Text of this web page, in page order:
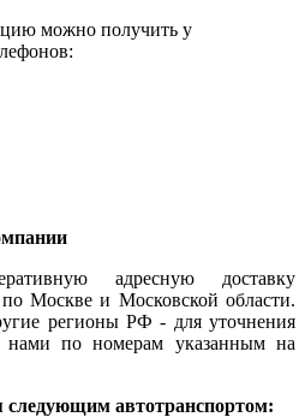
можно получить у
адресную доставку
Москве и Московской области.
регионы РФ - для уточнения
нами по номерам указанным на
следующим автотранспортом: